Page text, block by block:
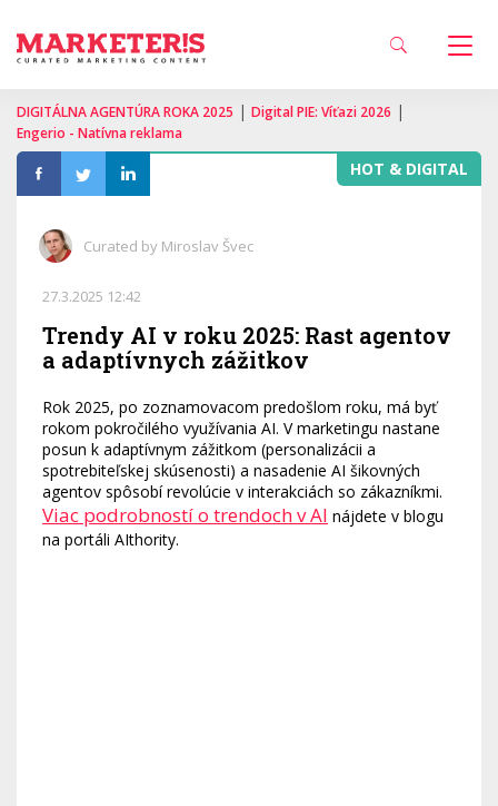
DIGITÁLNA AGENTÚRA ROKA 2025 | Digital PIE: Víťazi 2026 |
Engerio - Natívna reklama
HOT & DIGITAL
Curated by Miroslav Švec
27.3.2025 12:42
Trendy AI v roku 2025: Rast agentov
a adaptívnych zážitkov
Rok 2025, po zoznamovacom predošlom roku, má byť
rokom pokročilého využívania AI. V marketingu nastane
posun k adaptívnym zážitkom (personalizácii a
spotrebiteľskej skúsenosti) a nasadenie AI šikovných
agentov spôsobí revolúcie v interakciách so zákazníkmi.
Viac podrobností o trendoch v AI nájdete v blogu
na portáli AIthority.